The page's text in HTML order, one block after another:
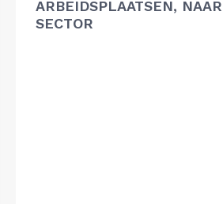
ARBEIDSPLAATSEN, NAAR
SECTOR